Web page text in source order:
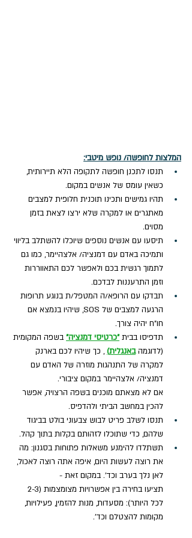
המלצות לחופשה/ נופש מיטבי:
תנסו לתכנן חופשה לתקופה הלא תיירותית,
כשאין עומס של אנשים במקום.
תהיו גמישים ותכינו תוכנית חלופית למצבים
מאתגרים או למקרה שלא ירצו לצאת בזמן
מסוים.
תיסעו עם אנשים נוספים שיוכלו להשתלב בליווי
ותמיכה באדם עם דמנציה/ אלצהיימר, כמו גם
לתמוך רגשית בכם ולאפשר לכם התאווררות
וזמן התרעננות לבדכם.
תבדקו עם הרופא/ה המטפל/ת בנוגע תרופות
הרגעה למצבים של SOS, שיהיו בנמצא אם
חו"ח יהיה צורך.
תדפיסו בבית "כרטיסי דמנציה" בשפה המקומית
(לדוגמה באנגלית) , כך שיהיו לכם בארנק
למקרה של התנהגות מוזרה של האדם עם
דמנציה/ אלצהיימר במקום ציבורי.
אם לא מצאתם מוכנים בשפה הרצויה, אפשר
להכין במחשב הביתי ולהדפיס.
תנסו לשלב פריט לבוש צבעוני בולט בביגוד
שלהם, כדי שתוכלו לזהותם בקלות בתוך קהל.
תשתלדו להימנע משאלות פתוחות בסגנון: מה
את רוצה לעשות היום, איפה אתה רוצה לאכול,
לאן נלך בערב וכד'. במקום זאת -
לכל היותר): מסעדות, מנות להזמין, פעילויות,
מקומות להצטלם וכד'.